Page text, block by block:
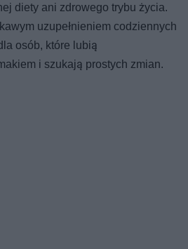
diety ani zdrowego trybu życia.
uzupełnieniem codziennych
osób, które lubią
i szukają prostych zmian.